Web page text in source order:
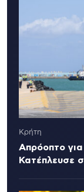
Κρήτη
Απρόοπτο
Κατέπλευσε